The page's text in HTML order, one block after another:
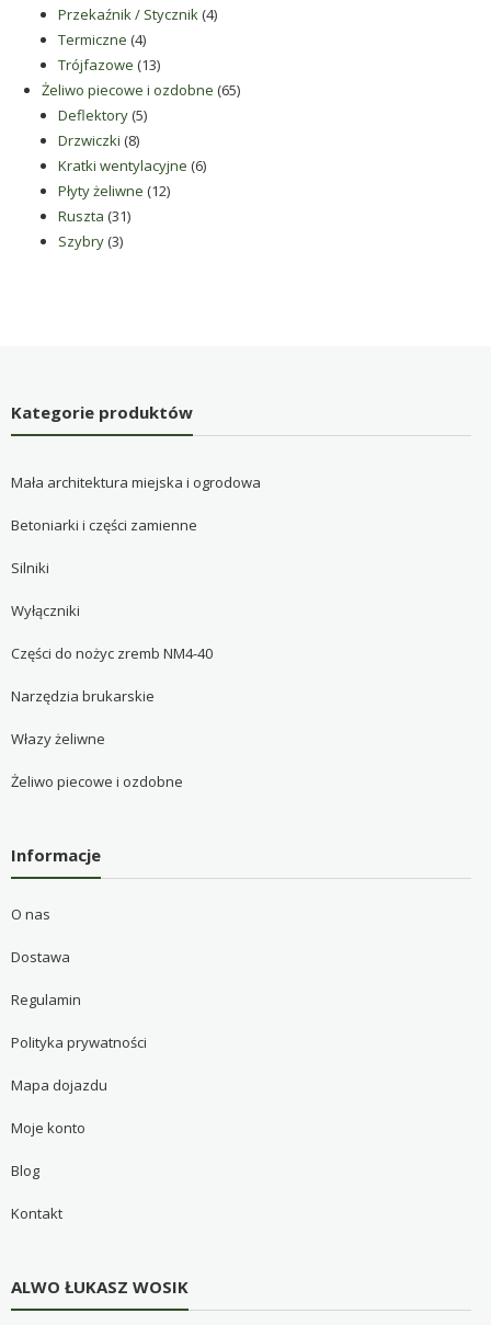
produktów
Przekaźnik / Stycznik 44
Termiczne 44
produkty
Trójfazowe 1313
produktów
Żeliwo piecowe i ozdobne 6565
Deflektory 55
Drzwiczki 88
produktów
Kratki wentylacyjne 66
Płyty żeliwne 1212
Ruszta 3131
Szybry 33
Kategorie produktów
Mała architektura miejska i ogrodowa
Betoniarki i części zamienne
Silniki
Wyłączniki
Części do nożyc zremb NM4-40
Narzędzia brukarskie
Włazy żeliwne
Żeliwo piecowe i ozdobne
Informacje
O nas
Dostawa
Regulamin
Polityka prywatności
Mapa dojazdu
Moje konto
Blog
Kontakt
ALWO ŁUKASZ WOSIK